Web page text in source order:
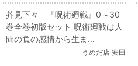
フロア 芥見下々 『呪術廻
戦』0～30巻全巻初版セット
芥見下々 『呪術廻戦』0～30
巻全巻初版セット 呪術廻戦は人
間の負の感情から生ま...
うめだ店 安田